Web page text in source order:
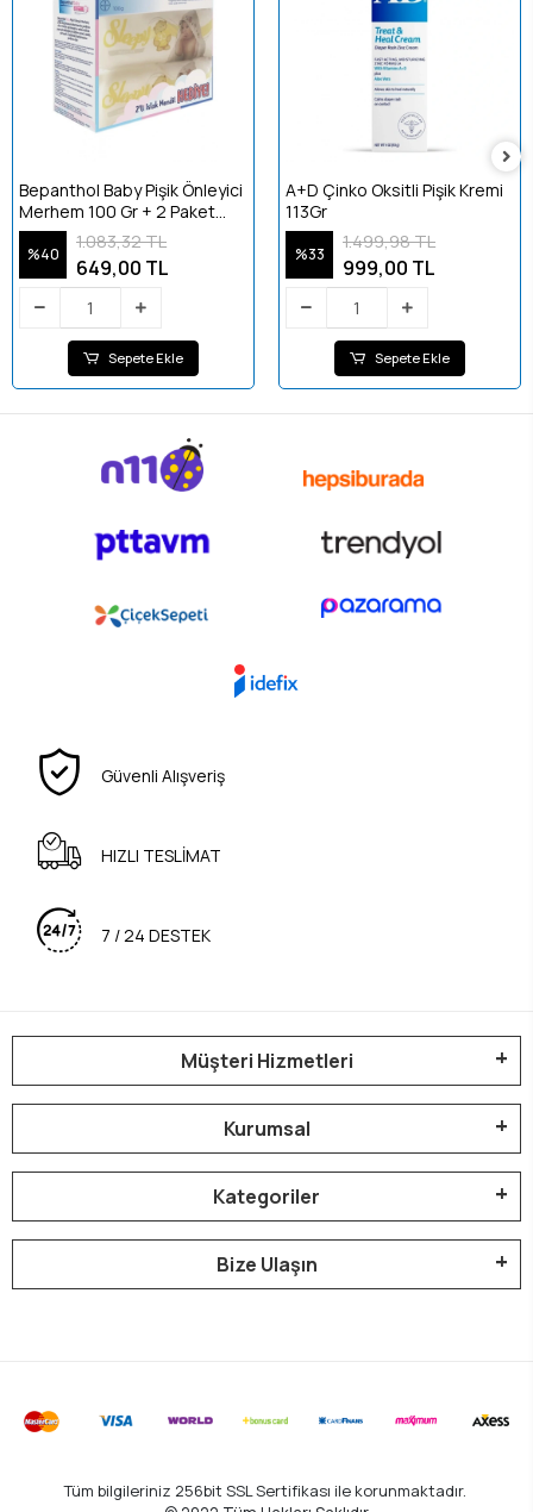
Bepanthol Baby Pişik Önleyici
Merhem 100 Gr + 2 Paket
Sleepy Sensitive 90 Lı Islak
Havlu
%40
1.083,32 TL
649,00 TL
Sepete Ekle
A+D Çinko Oksitli Pişik Kremi
113Gr
%33
1.499,98 TL
999,00 TL
Sepete Ekle
Güvenli Alışveriş
HIZLI TESLİMAT
7 / 24 DESTEK
Müşteri Hizmetleri
Kurumsal
Kategoriler
Bize Ulaşın
Tüm bilgileriniz 256bit SSL Sertifikası ile korunmaktadır.